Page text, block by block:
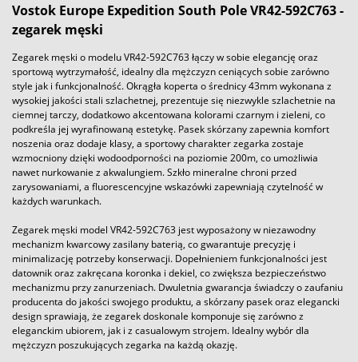
Vostok Europe Expedition South Pole VR42-592C763 -
zegarek męski
Zegarek męski o modelu VR42-592C763 łączy w sobie elegancję oraz
sportową wytrzymałość, idealny dla mężczyzn ceniących sobie zarówno
style jak i funkcjonalność. Okrągła koperta o średnicy 43mm wykonana z
wysokiej jakości stali szlachetnej, prezentuje się niezwykle szlachetnie na
ciemnej tarczy, dodatkowo akcentowana kolorami czarnym i zieleni, co
podkreśla jej wyrafinowaną estetykę. Pasek skórzany zapewnia komfort
noszenia oraz dodaje klasy, a sportowy charakter zegarka zostaje
wzmocniony dzięki wodoodporności na poziomie 200m, co umożliwia
nawet nurkowanie z akwalungiem. Szkło mineralne chroni przed
zarysowaniami, a fluorescencyjne wskazówki zapewniają czytelność w
każdych warunkach.
Zegarek męski model VR42-592C763 jest wyposażony w niezawodny
mechanizm kwarcowy zasilany baterią, co gwarantuje precyzję i
minimalizację potrzeby konserwacji. Dopełnieniem funkcjonalności jest
datownik oraz zakręcana koronka i dekiel, co zwiększa bezpieczeństwo
mechanizmu przy zanurzeniach. Dwuletnia gwarancja świadczy o zaufaniu
producenta do jakości swojego produktu, a skórzany pasek oraz elegancki
design sprawiają, że zegarek doskonale komponuje się zarówno z
eleganckim ubiorem, jak i z casualowym strojem. Idealny wybór dla
mężczyzn poszukujących zegarka na każdą okazję.